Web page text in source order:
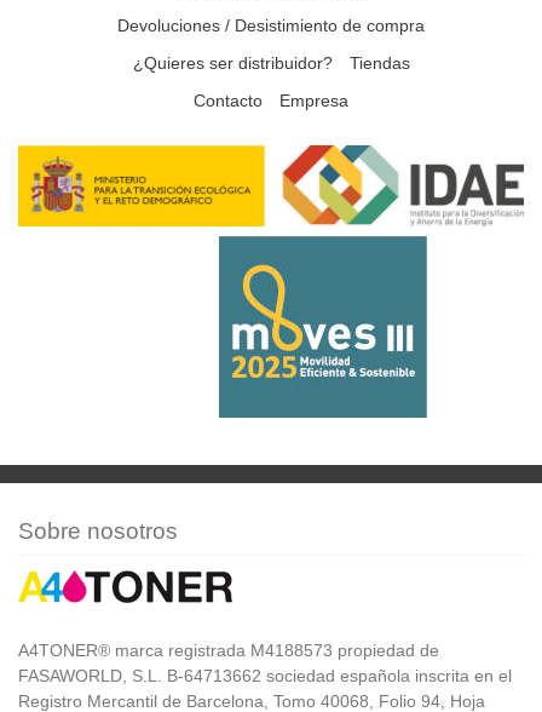
Devoluciones / Desistimiento de compra
¿Quieres ser distribuidor?
Tiendas
Contacto
Empresa
Sobre nosotros
A4TONER® marca registrada M4188573 propiedad de
FASAWORLD, S.L. B-64713662 sociedad española inscrita en el
Registro Mercantil de Barcelona, Tomo 40068, Folio 94, Hoja